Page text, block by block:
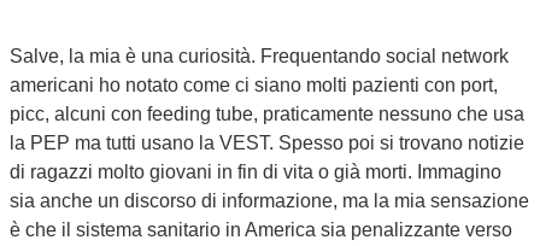
Salve, la mia è una curiosità. Frequentando social network
americani ho notato come ci siano molti pazienti con port,
picc, alcuni con feeding tube, praticamente nessuno che usa
la PEP ma tutti usano la VEST. Spesso poi si trovano notizie
di ragazzi molto giovani in fin di vita o già morti. Immagino
sia anche un discorso di informazione, ma la mia sensazione
è che il sistema sanitario in America sia penalizzante verso